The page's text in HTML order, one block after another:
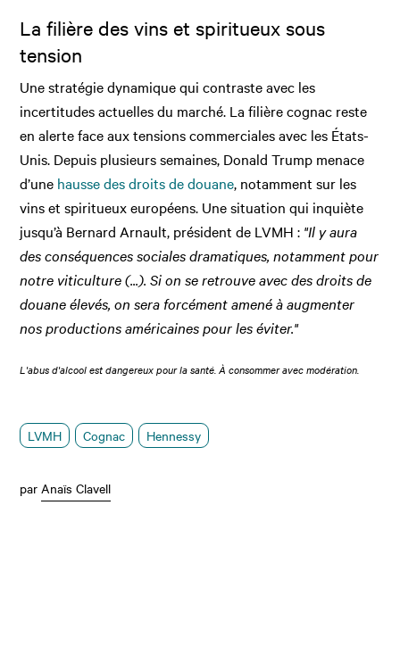
La filière des vins et spiritueux sous
tension
Une stratégie dynamique qui contraste avec les
incertitudes actuelles du marché. La filière cognac reste
en alerte face aux tensions commerciales avec les États-
Unis. Depuis plusieurs semaines, Donald Trump menace
d’une hausse des droits de douane, notamment sur les
vins et spiritueux européens. Une situation qui inquiète
jusqu’à Bernard Arnault, président de LVMH : "Il y aura
des conséquences sociales dramatiques, notamment pour
notre viticulture (...). Si on se retrouve avec des droits de
douane élevés, on sera forcément amené à augmenter
nos productions américaines pour les éviter."
L'abus d'alcool est dangereux pour la santé. À consommer avec modération.
LVMH Cognac Hennessy
parAnaïs Clavell